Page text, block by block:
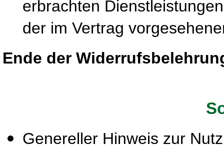
erbrachten
der im Vertrag
Ende der
Genereller Hinweis zur